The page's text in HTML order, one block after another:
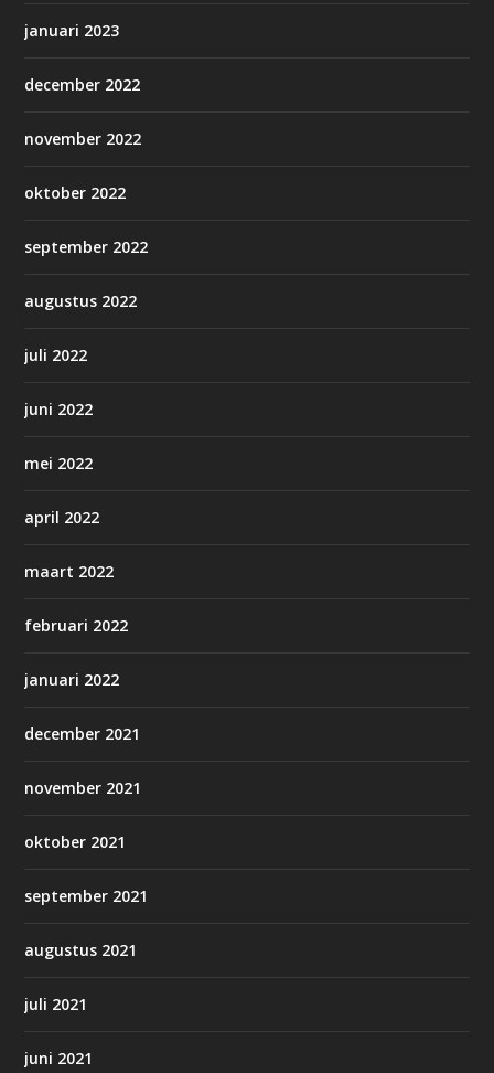
januari 2023
december 2022
november 2022
oktober 2022
september 2022
augustus 2022
juli 2022
juni 2022
mei 2022
april 2022
maart 2022
februari 2022
januari 2022
december 2021
november 2021
oktober 2021
september 2021
augustus 2021
juli 2021
juni 2021